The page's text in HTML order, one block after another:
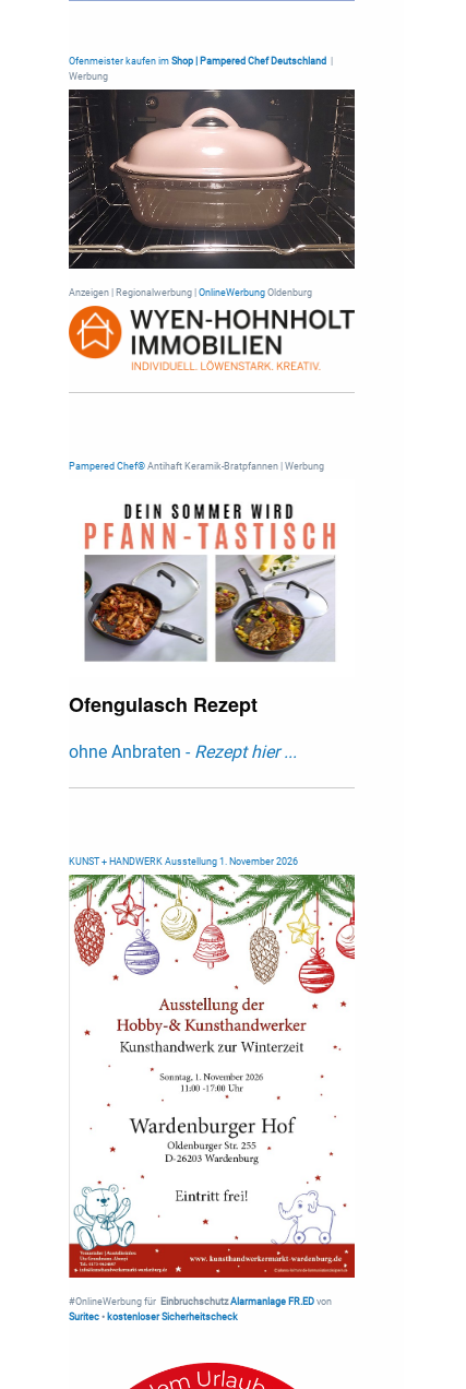
Ofenmeister kaufen im Shop | Pampered Chef Deutschland
Werbung
Anzeigen | Regionalwerbung | OnlineWerbungOldenburg
Pampered Chef®Antihaft Keramik-Bratpfannen | Werbung
Ofengulasch Rezept
ohne Anbraten - Rezept hier ...
KUNST + HANDWERK Ausstellung 1. November 2026
#OnlineWerbung für Einbruchschutz Alarmanlage FR.ED von
Suritec• kostenloser Sicherheitscheck